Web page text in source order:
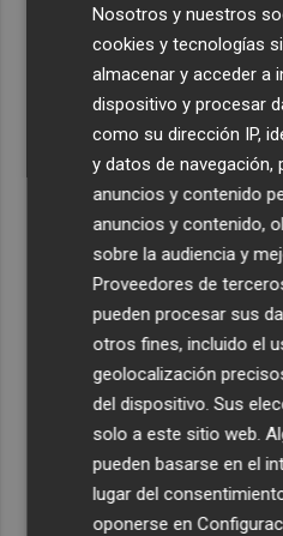
pueblo: "Allá donde voy
Foios se vuelca con Ferran
Las '200 vidas' que llevaron
cima del cine: un
del actor
Nosotros y nuestros
cookies y tecnologías
almacenar y acceder a
dispositivo y procesar
como su dirección IP,
y datos de navegación,
anuncios y contenido
anuncios y contenido,
sobre la audiencia y
Proveedores de
pueden procesar sus
otros fines, incluido el
geolocalización
del dispositivo. Sus
solo a este sitio web.
pueden basarse en el
lugar del
oponerse en